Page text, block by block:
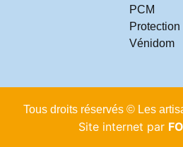
PCM
Protection
Vénidom
Tous droits réservés © Les
Site internet par